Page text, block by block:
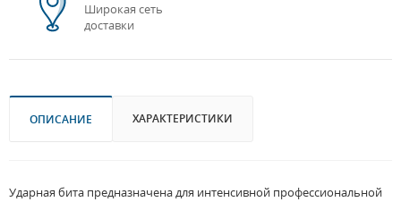
Широкая сеть
доставки
ОПИСАНИЕ ХАРАКТЕРИСТИКИ
Ударная бита предназначена для интенсивной профессиональной